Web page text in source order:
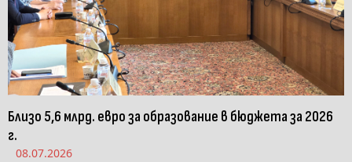
Близо 5,6 млрд. евро за образование в бюджета за 2026
г.
08.07.2026